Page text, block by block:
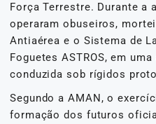
Força Terrestre. Durante a
operaram obuseiros,
Antiaérea e o Sistema de
Foguetes ASTROS, em
conduzida sob rígidos
Segundo a AMAN, o
formação dos futuros